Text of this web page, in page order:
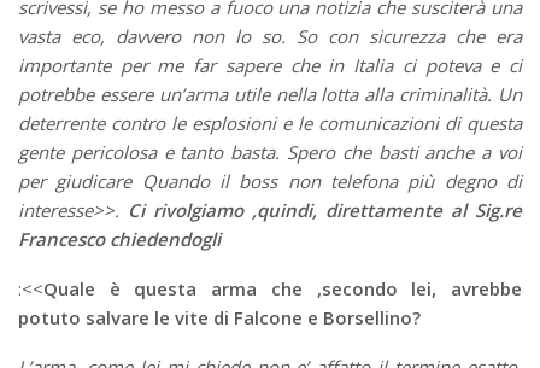
scrivessi, se ho messo a fuoco una notizia che susciterà una
vasta eco, davvero non lo so. So con sicurezza che era
importante per me far sapere che in Italia ci poteva e ci
potrebbe essere un’arma utile nella lotta alla criminalità. Un
deterrente contro le esplosioni e le comunicazioni di questa
gente pericolosa e tanto basta. Spero che basti anche a voi
per giudicare Quando il boss non telefona più degno di
interesse>>. Ci rivolgiamo ,quindi, direttamente al Sig.re
Francesco chiedendogli
:<<Quale è questa arma che ,secondo lei, avrebbe
potuto salvare le vite di Falcone e Borsellino?